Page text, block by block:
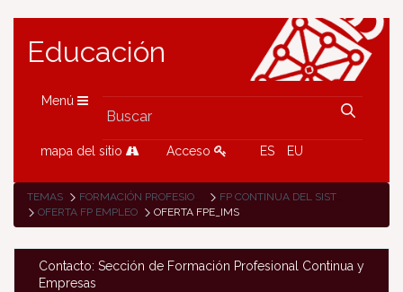
Educación
Menú
mapa del sitio Acceso ES EU
TEMAS FORMACIÓN PROFESIONAL
FP CONTINUA DEL SISTEMA DE FP
OFERTA FP EMPLEO
OFERTA FPE_IMS
Contacto: Sección de Formación Profesional Continua y
Empresas